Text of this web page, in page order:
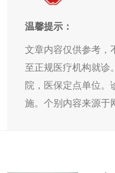
温馨提示：
文章内容仅供参考，
至正规医疗机构就诊
院，医保定点单位。
施。个别内容来源于